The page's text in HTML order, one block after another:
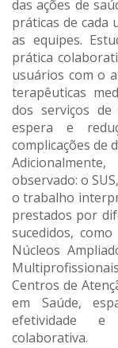
das ações de
práticas de cada
as equipes.
prática
usuários com o
terapêuticas
dos serviços
espera e
complicações de
observado: o
o trabalho
prestados por
sucedidos,
Núcleos
Centros de
em Saúde,
efetividade e
colaborativa.